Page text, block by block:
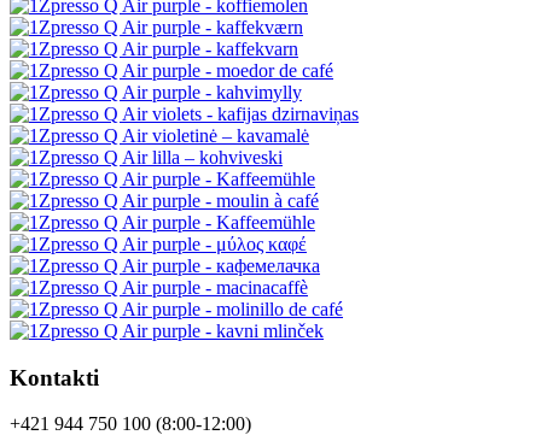
Kontakti
+421 944 750 100 (8:00-12:00)